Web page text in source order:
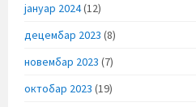
јануар 2024(12)
децембар 2023 (8)
новембар 2023 (7)
октобар 2023 (19)